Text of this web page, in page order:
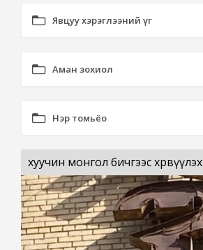
Явцуу хэрэглээний үг
Аман зохиол
Нэр томьёо
хуучин монгол бичгээс хөрвүүлэх